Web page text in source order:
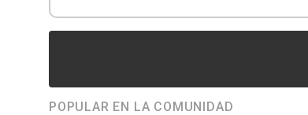
POPULAR EN LA COMUNIDAD